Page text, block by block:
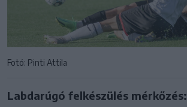
Fotó: Pinti Attila
Labdarúgó felkészülés mérkőzés: